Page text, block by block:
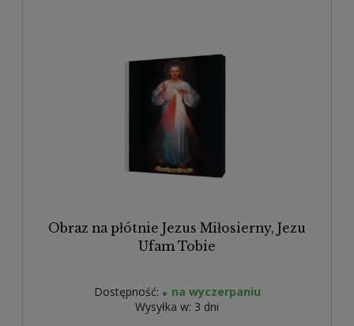
Obraz na płótnie Jezus Miłosierny, Jezu
Ufam Tobie
Dostępność:
na wyczerpaniu
Wysyłka w: 3 dni